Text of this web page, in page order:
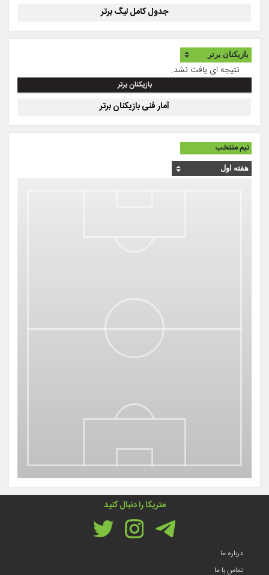
جدول کامل لیگ برتر
نتیجه ای یافت نشد.
بازیکنان برتر
آمار فنی بازیکنان برتر
تیم منتخب
متریکا را دنبال کنید
درباره ما
تماس با ما